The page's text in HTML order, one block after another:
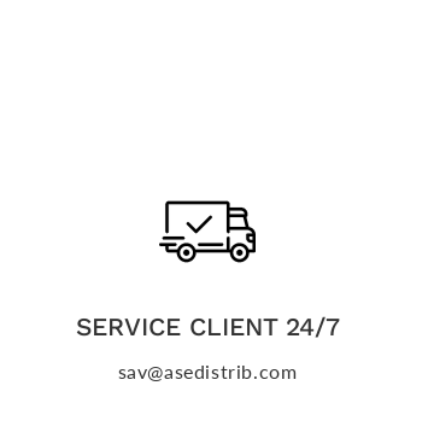
SERVICE CLIENT 24/7
sav@asedistrib.com